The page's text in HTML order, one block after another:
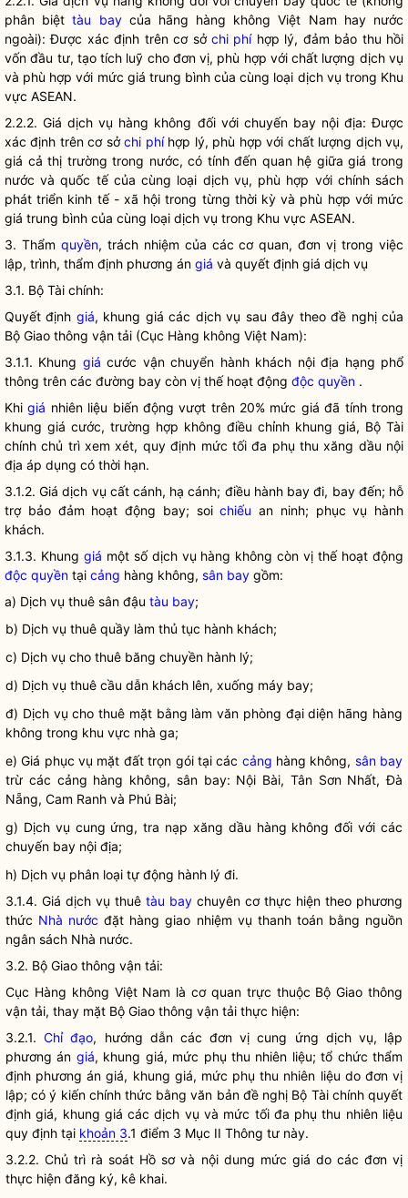
phân biệttàu baycủa hãng hàng không Việt Nam hay nước
ngoài): Được xác định trên cơ sở chi phíhợp lý, đảm bảo thu hồi
vốn đầu tư, tạo tích luỹ cho đơn vị, phù hợp với chất lượng dịch vụ
và phù hợp với mức giá trung bình của cùng loại dịch vụ trong Khu
vực ASEAN.
2.2.2. Giá dịch vụ hàng không đối với chuyến bay nội địa: Được
xác định trên cơ sởchi phíhợp lý, phù hợp với chất lượng dịch vụ,
giá cả thị trường trong nước, có tính đến quan hệ giữa giá trong
nước và quốc tế của cùng loại dịch vụ, phù hợp với chính sách
phát triển kinh tế - xã hội trong từng thời kỳ và phù hợp với mức
giá trung bình của cùng loại dịch vụ trong Khu vực ASEAN.
3. Thẩm quyền, trách nhiệm của các cơ quan, đơn vị trong việc
lập, trình, thẩm định phương án giá và quyết định giá dịch vụ
3.1. Bộ Tài chính:
Quyết định giá, khung giá các dịch vụ sau đây theo đề nghị của
Bộ Giao thông vận tải (Cục Hàng không Việt Nam):
3.1.1. Khung giá cước vận chuyển hành khách nội địa hạng phổ
thông trên các đường bay còn vị thế hoạt động độc quyền .
Khigiá nhiên liệu biến động vượt trên 20% mức giá đã tính trong
khung giá cước, trường hợp không điều chỉnh khung giá, Bộ Tài
chính chủ trì xem xét, quy định mức tối đa phụ thu xăng dầu nội
địa áp dụng có thời hạn.
3.1.2. Giá dịch vụ cất cánh, hạ cánh; điều hành bay đi, bay đến; hỗ
trợ bảo đảm hoạt động bay; soichiếu an ninh; phục vụ hành
khách.
3.1.3. Khung giá một số dịch vụ hàng không còn vị thế hoạt động
độc quyền tại cảng hàng không, sân bay gồm:
a) Dịch vụ thuê sân đậu tàu bay;
b) Dịch vụ thuê quầy làm thủ tục hành khách;
c) Dịch vụ cho thuê băng chuyền hành lý;
d) Dịch vụ thuê cầu dẫn khách lên, xuống máy bay;
đ) Dịch vụ cho thuê mặt bằng làm văn phòng đại diện hãng hàng
không trong khu vực nhà ga;
e) Giá phục vụ mặt đất trọn gói tại các cảng hàng không, sân bay
trừ các cảng hàng không, sân bay: Nội Bài, Tân Sơn Nhất, Đà
Nẵng, Cam Ranh và Phú Bài;
g) Dịch vụ cung ứng, tra nạp xăng dầu hàng không đối với các
chuyến bay nội địa;
h) Dịch vụ phân loại tự động hành lý đi.
3.1.4. Giá dịch vụ thuê tàu bay chuyên cơ thực hiện theo phương
thức Nhà nước đặt hàng giao nhiệm vụ thanh toán bằng nguồn
ngân sách Nhà nước.
3.2. Bộ Giao thông vận tải:
Cục Hàng không Việt Nam là cơ quan trực thuộc Bộ Giao thông
vận tải, thay mặt Bộ Giao thông vận tải thực hiện:
3.2.1.Chỉ đạo, hướng dẫn các đơn vị cung ứng dịch vụ, lập
phương án giá, khung giá, mức phụ thu nhiên liệu; tổ chức thẩm
định phương ángiá, khung giá, mức phụ thu nhiên liệu do đơn vị
lập; có ý kiến chính thức bằng văn bản đề nghị Bộ Tài chính quyết
địnhgiá, khung giá các dịch vụ và mức tối đa phụ thu nhiên liệu
quy định tại khoản 3.1 điểm 3 Mục II Thông tư này.
3.2.2. Chủ trì rà soát Hồ sơ và nội dung mức giá do các đơn vị
thực hiện đăng ký, kê khai.